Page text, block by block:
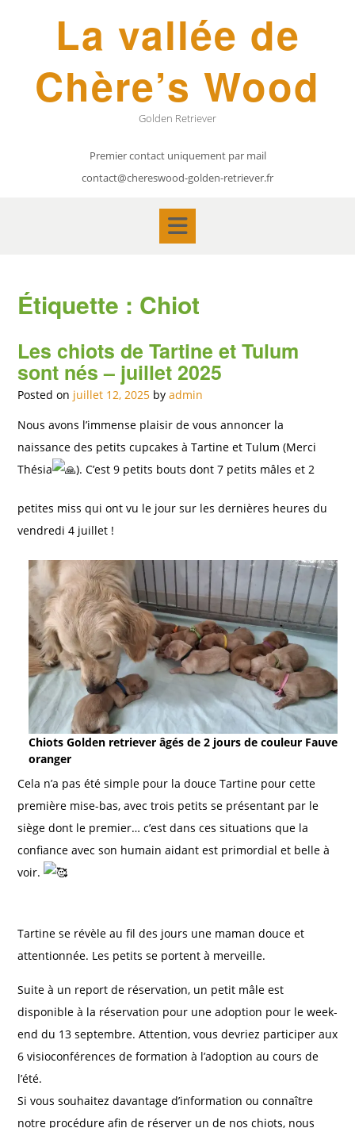
La vallée de
Chère’s Wood
Golden Retriever
Premier contact uniquement par mail
contact@chereswood-golden-retriever.fr
Étiquette : Chiot
Les chiots de Tartine et Tulum
sont nés – juillet 2025
Posted on juillet 12, 2025 by admin
Nous avons l’immense plaisir de vous annoncer la
naissance des petits cupcakes à Tartine et Tulum (Merci
Thésia
). C’est 9 petits bouts dont 7 petits mâles et 2
petites miss qui ont vu le jour sur les dernières heures du
vendredi 4 juillet !
Chiots Golden retriever âgés de 2 jours de couleur Fauve
oranger
Cela n’a pas été simple pour la douce Tartine pour cette
première mise-bas, avec trois petits se présentant par le
siège dont le premier… c’est dans ces situations que la
confiance avec son humain aidant est primordial et belle à
voir.
Tartine se révèle au fil des jours une maman douce et
attentionnée. Les petits se portent à merveille.
Suite à un report de réservation, un petit mâle est
disponible à la réservation pour une adoption pour le week-
end du 13 septembre. Attention, vous devriez participer aux
6 visioconférences de formation à l’adoption au cours de
l’été.
Si vous souhaitez davantage d’information ou connaître
notre procédure afin de réserver un de nos chiots, nous